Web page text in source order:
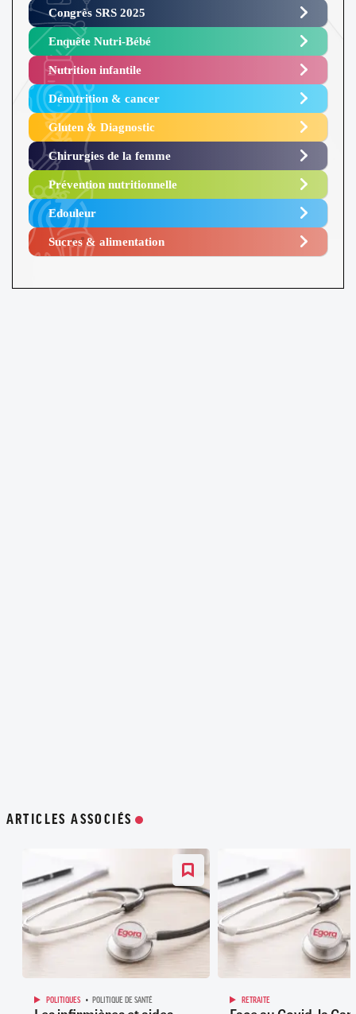
Congrès SRS 2025 ​
Enquête Nutri-Bébé ​
Nutrition infantile
Dénutrition & cancer
Gluten & Diagnostic
Chirurgies de la femme
Prévention nutritionnelle
Edouleur​
Sucres & alimentation​
ARTICLES ASSOCIÉS
POLITIQUES POLITIQUE DE SANTÉ RETRAITE